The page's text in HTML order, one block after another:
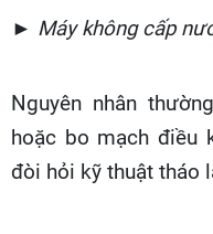
► Máy không cấp
Nguyên nhân
hoặc bo mạch điều
đòi hỏi kỹ thuật tháo